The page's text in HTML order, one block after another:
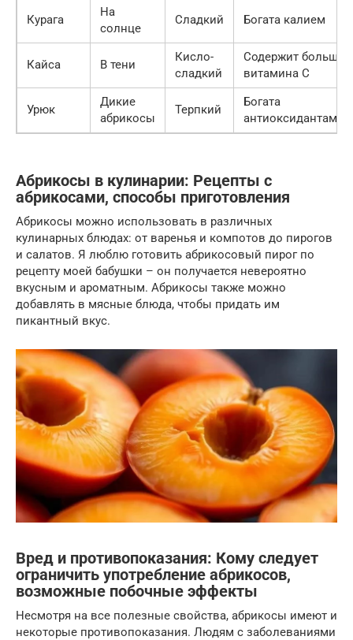
Курага
На
солнце
Сладкий Богата калием
Кайса В тени
Кисло-
сладкий
Содержит больше
витамина С
Урюк
Дикие
абрикосы
Терпкий
Богата
антиоксидантами
Абрикосы в кулинарии: Рецепты с
абрикосами, способы приготовления
Абрикосы можно использовать в различных
кулинарных блюдах: от варенья и компотов до пирогов
и салатов. Я люблю готовить абрикосовый пирог по
рецепту моей бабушки – он получается невероятно
вкусным и ароматным. Абрикосы также можно
добавлять в мясные блюда, чтобы придать им
пикантный вкус.
Вред и противопоказания: Кому следует
ограничить употребление абрикосов,
возможные побочные эффекты
Несмотря на все полезные свойства, абрикосы имеют и
некоторые противопоказания. Людям с заболеваниями